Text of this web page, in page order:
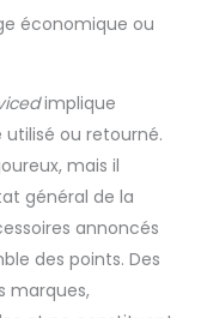
économique ou
implique
ou retourné.
mais il
général de la
annoncés
des points. Des
marques,